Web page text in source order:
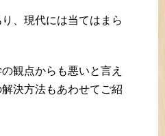
、現代には当てはまら
観点からも悪いと言え
決方法もあわせてご紹